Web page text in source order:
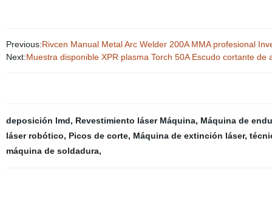
Previous:Rivcen Manual Metal Arc Welder 200A MMA profesional
Next:Muestra disponible XPR plasma Torch 50A Escudo cortante de
deposición lmd, Revestimiento láser Máquina, Máquina de
láser robótico, Picos de corte, Máquina de extinción láser,
máquina de soldadura,